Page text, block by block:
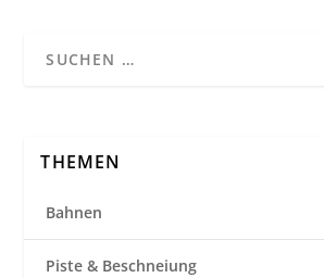
THEMEN
Bahnen
Piste & Beschneiung